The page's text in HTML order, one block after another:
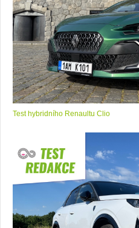
Test hybridního Renaultu Clio